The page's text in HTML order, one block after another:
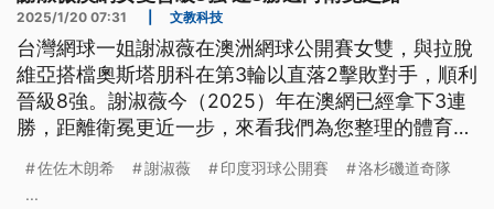
2025/1/20 07:31 文教科技
台灣網球一姐謝淑薇在澳洲網球公開賽女雙，與拉脫
維亞搭檔奧斯塔朋科在第3輪以直落2擊敗對手，順利
晉級8強。謝淑薇今（2025）年在澳網已經拿下3連
勝，距離衛冕更近一步，來看我們為您整理的體育週
佐佐木朗希 謝淑薇 印度羽球公開賽
洛杉磯道奇隊
...